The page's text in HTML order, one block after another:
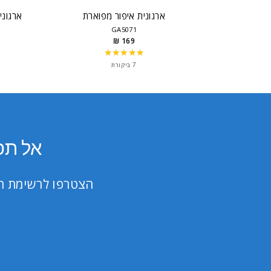
ארגונית איפור מפוארת
GA5071
169 ₪
★★★★★
of
7 ביקורת
אל
הצטרפו לרשימת